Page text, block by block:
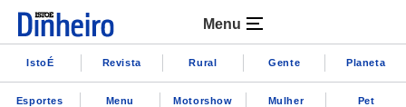
Menu
IstoÉ Revista Rural Gente Planeta
Esportes Menu Motorshow Mulher Pet